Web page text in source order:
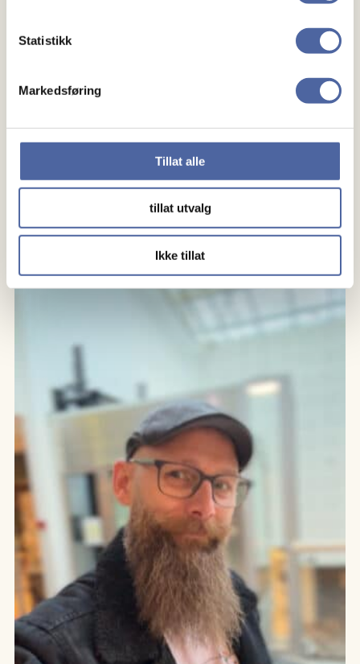
Statistikk
Markedsføring
Tillat alle
tillat utvalg
Ikke tillat
Eli-Mette Johansen
Eli-Mette er likeperson fordi hun ønsker å være en
støtte for andre i samme situasjon. Hun har levd med
MS siden 2000.